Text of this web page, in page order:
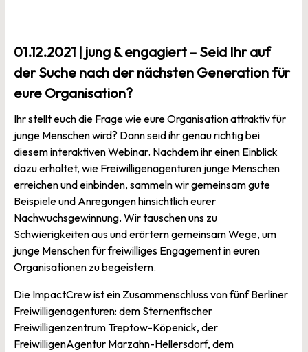
01.12.2021 | jung & engagiert – Seid Ihr auf
der Suche nach der nächsten Generation für
eure Organisation?
Ihr stellt euch die Frage wie eure Organisation attraktiv für
junge Menschen wird? Dann seid ihr genau richtig bei
diesem interaktiven Webinar. Nachdem ihr einen Einblick
dazu erhaltet, wie Freiwilligenagenturen junge Menschen
erreichen und einbinden, sammeln wir gemeinsam gute
Beispiele und Anregungen hinsichtlich eurer
Nachwuchsgewinnung. Wir tauschen uns zu
Schwierigkeiten aus und erörtern gemeinsam Wege, um
junge Menschen für freiwilliges Engagement in euren
Organisationen zu begeistern.
Die ImpactCrew ist ein Zusammenschluss von fünf Berliner
Freiwilligenagenturen: dem Sternenfischer
Freiwilligenzentrum Treptow-Köpenick, der
FreiwilligenAgentur Marzahn-Hellersdorf, dem